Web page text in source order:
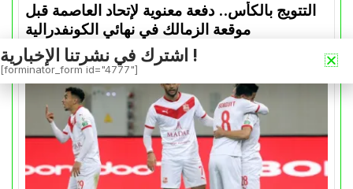
التتويج بالكأس.. دفعة معنوية لإتحاد العاصمة قبل
موقعة الزمالك في نهائي الكونفدرالية
Avril 30, 2026 اشترك في نشرتنا الإخبارية !
[forminator_form id="4777"]